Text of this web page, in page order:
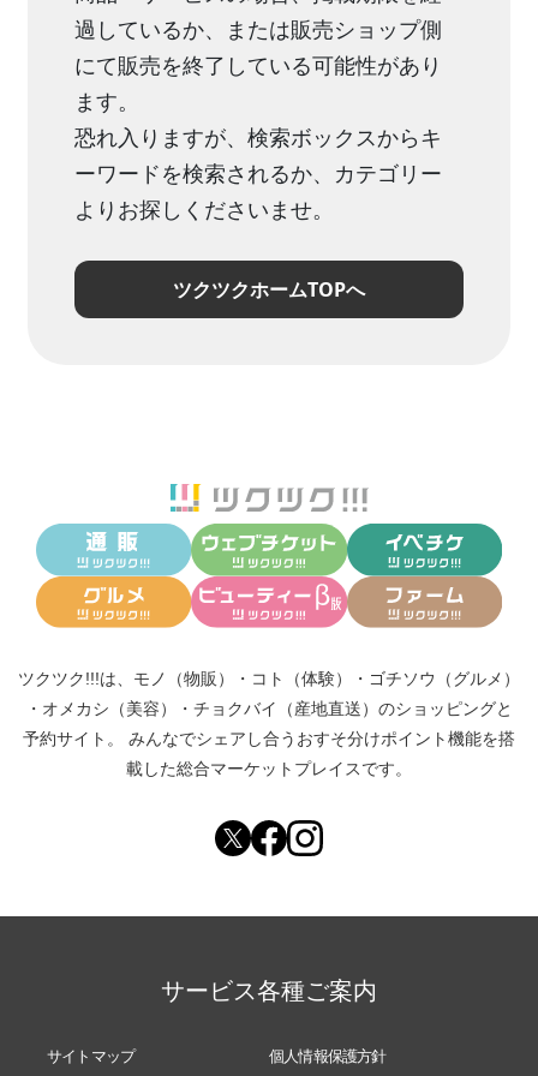
過しているか、または販売ショップ側
にて販売を終了している可能性があり
ます。
恐れ入りますが、検索ボックスからキ
ーワードを検索されるか、カテゴリー
よりお探しくださいませ。
ツクツクホームTOPへ
ツクツク!!!は、 モノ（物販） ・ コト（体験） ・ ゴチソウ（グルメ）
・ オメカシ（美容） ・ チョクバイ（産地直送） のショッピングと
予約サイト。
みんなでシェアし合う おすそ分けポイント機能を搭
載した総合マーケットプレイスです。
サービス各種ご案内
サイトマップ 個人情報保護方針